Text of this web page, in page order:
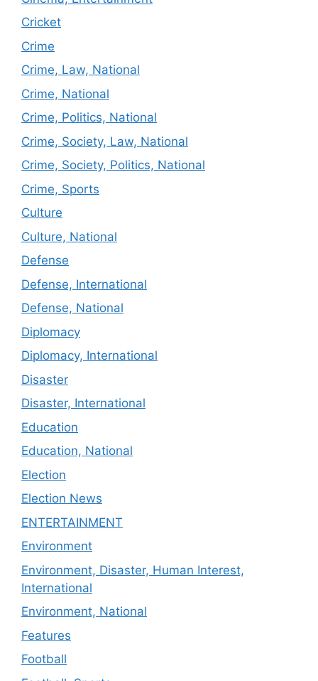
Cricket
Crime
Crime, Law, National
Crime, National
Crime, Politics, National
Crime, Society, Law, National
Crime, Society, Politics, National
Crime, Sports
Culture
Culture, National
Defense
Defense, International
Defense, National
Diplomacy
Diplomacy, International
Disaster
Disaster, International
Education
Education, National
Election
Election News
ENTERTAINMENT
Environment
Environment, Disaster, Human Interest,
International
Environment, National
Features
Football